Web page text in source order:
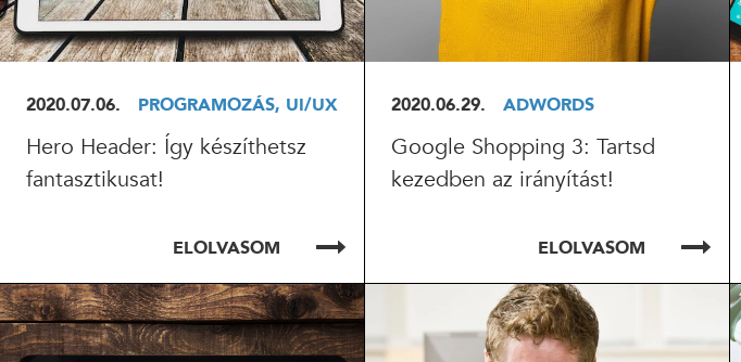
2020.07.06. PROGRAMOZÁS, UI/UX
Hero Header: Így készíthetsz
fantasztikusat!
ELOLVASOM
2020.06.29. ADWORDS
Google Shopping 3: Tartsd
kezedben az irányítást!
ELOLVASOM